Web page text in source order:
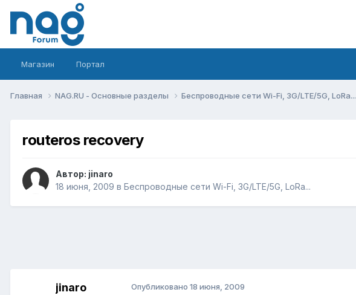
Магазин Портал
Главная NAG.RU - Основные разделы Беспроводные сети Wi-Fi, 3G/LTE/5G, LoRa...
routeros recovery
Автор: jinaro
18 июня, 2009 в Беспроводные сети Wi-Fi, 3G/LTE/5G, LoRa...
jinaro Опубликовано 18 июня, 2009